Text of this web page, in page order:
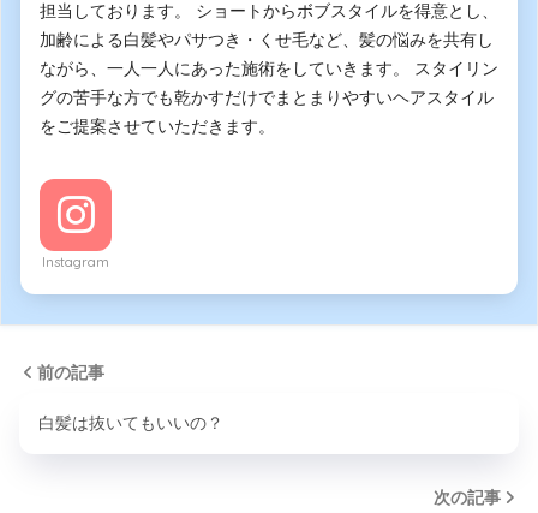
担当しております。 ショートからボブスタイルを得意とし、
加齢による白髪やパサつき・くせ毛など、髪の悩みを共有し
ながら、一人一人にあった施術をしていきます。 スタイリン
グの苦手な方でも乾かすだけでまとまりやすいヘアスタイル
をご提案させていただきます。
Instagram
前の記事
白髪は抜いてもいいの？
次の記事